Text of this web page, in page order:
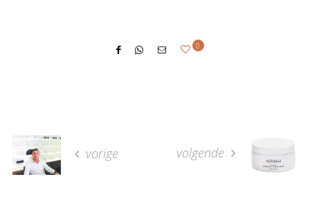
0
vorige volgende